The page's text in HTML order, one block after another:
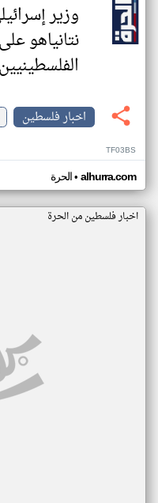
وزير
نتانياهو
اخبار فلسطين
TF03BS
الحرة• alhurra.com
اخبار فلسطين من الحرة